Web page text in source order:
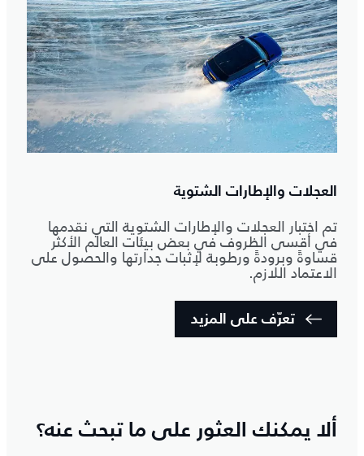
العجلات والإطارات الشتوية
تم اختبار العجلات والإطارات الشتوية التي نقدمها
في أقسى الظروف في بعض بيئات العالم الأكثر
قساوةً وبرودةً ورطوبة لإثبات جدارتها والحصول على
الاعتماد اللازم.
تعرّف على المزيد
ألا يمكنك العثور على ما تبحث عنه؟